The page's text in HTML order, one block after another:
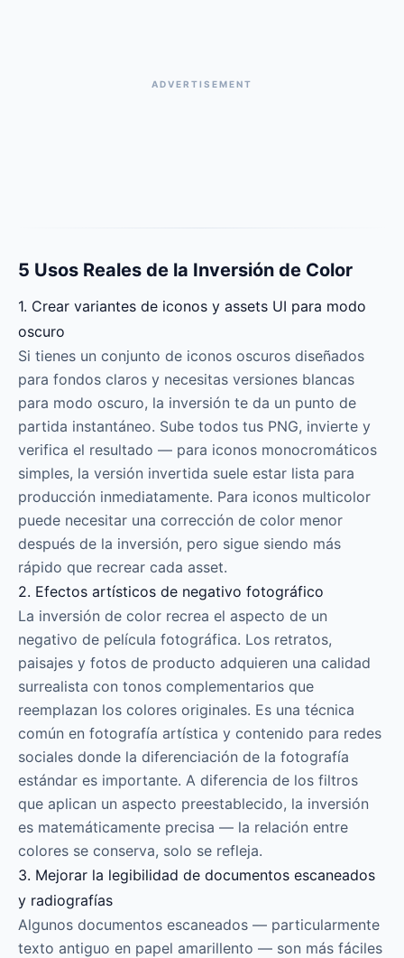
ADVERTISEMENT
5 Usos Reales de la Inversión de Color
1. Crear variantes de iconos y assets UI para modo
oscuro
Si tienes un conjunto de iconos oscuros diseñados
para fondos claros y necesitas versiones blancas
para modo oscuro, la inversión te da un punto de
partida instantáneo. Sube todos tus PNG, invierte y
verifica el resultado — para iconos monocromáticos
simples, la versión invertida suele estar lista para
producción inmediatamente. Para iconos multicolor
puede necesitar una corrección de color menor
después de la inversión, pero sigue siendo más
rápido que recrear cada asset.
2. Efectos artísticos de negativo fotográfico
La inversión de color recrea el aspecto de un
negativo de película fotográfica. Los retratos,
paisajes y fotos de producto adquieren una calidad
surrealista con tonos complementarios que
reemplazan los colores originales. Es una técnica
común en fotografía artística y contenido para redes
sociales donde la diferenciación de la fotografía
estándar es importante. A diferencia de los filtros
que aplican un aspecto preestablecido, la inversión
es matemáticamente precisa — la relación entre
colores se conserva, solo se refleja.
3. Mejorar la legibilidad de documentos escaneados
y radiografías
Algunos documentos escaneados — particularmente
texto antiguo en papel amarillento — son más fáciles